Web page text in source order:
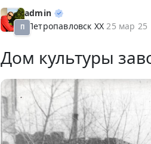
П
admin
Петропавловск XX 25 мар 25
Дом культуры